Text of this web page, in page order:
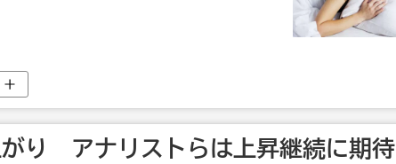
り アナリストらは上昇継続に期待